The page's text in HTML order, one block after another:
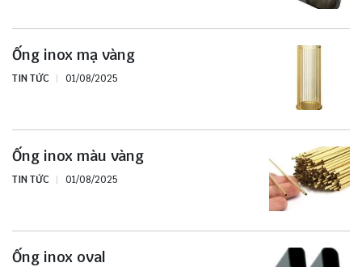
Ống inox mạ vàng
TIN TỨC 01/08/2025
Ống inox màu vàng
TIN TỨC 01/08/2025
Ống inox oval